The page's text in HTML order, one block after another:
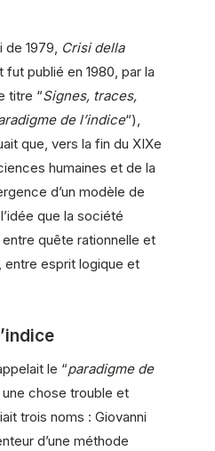
de 1979, Crisi della
publié en 1980, par la
titre “Signes, traces,
de l’indice“),
que, vers la fin du XIXe
humaines et de la
d’un modèle de
que la société
quête rationnelle et
entre esprit logique et
le “paradigme de
chose trouble et
trois noms : Giovanni
d’une méthode